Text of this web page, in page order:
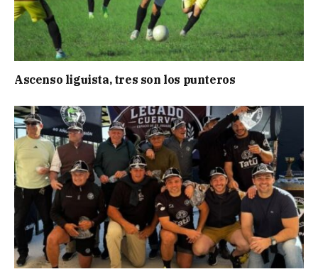
Ascenso liguista, tres son los punteros